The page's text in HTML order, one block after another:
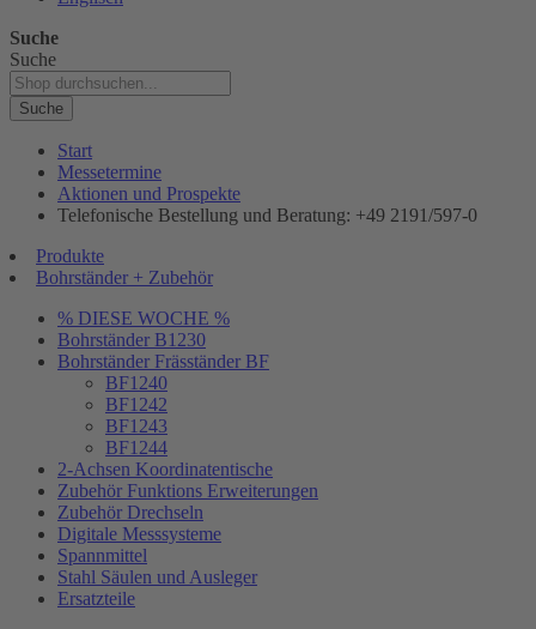
Suche
Suche
Suche
Start
Messetermine
Aktionen und Prospekte
Telefonische Bestellung und Beratung: +49 2191/597-0
Produkte
Bohrständer + Zubehör
% DIESE WOCHE %
Bohrständer B1230
Bohrständer Fräsständer BF
BF1240
BF1242
BF1243
BF1244
2-Achsen Koordinatentische
Zubehör Funktions Erweiterungen
Zubehör Drechseln
Digitale Messsysteme
Spannmittel
Stahl Säulen und Ausleger
Ersatzteile